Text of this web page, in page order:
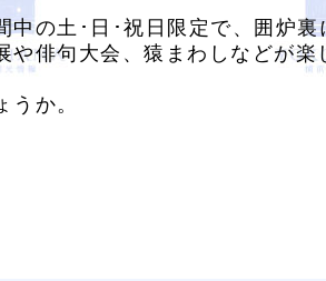
の土･日･祝日限定で、囲炉裏
俳句大会、猿まわしなどが楽
か。